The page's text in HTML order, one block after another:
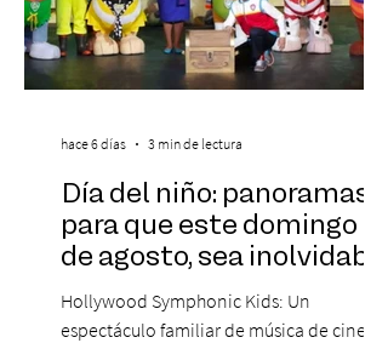
Día del niño: panoramas
para que este domingo 09
de agosto, sea inolvidable
Hollywood Symphonic Kids: Un
espectáculo familiar de música de cine en
hace 6 días 3 min de lectura